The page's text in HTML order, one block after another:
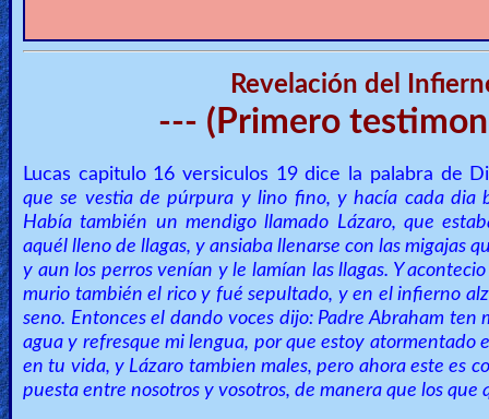
Witch
Muslim
MP3
Bible
🎞
Bible
Movies
Revelación del
--- (Primero
Lucas capitulo 16 versiculos 19 dice la palabra de
que se vestia de púrpura y lino fino, y hacía cada dia
Había también un mendigo llamado Lázaro, que
aquél lleno de llagas, y ansiaba llenarse con las migajas
y aun los perros venían y le lamían las llagas. Y
murio también el rico y fué sepultado, y en el infierno
seno. Entonces el dando voces dijo: Padre Abraham
agua y refresque mi lengua, por que estoy atormentado
en tu vida, y Lázaro tambien males, pero ahora este es
puesta entre nosotros y vosotros, de manera que los que